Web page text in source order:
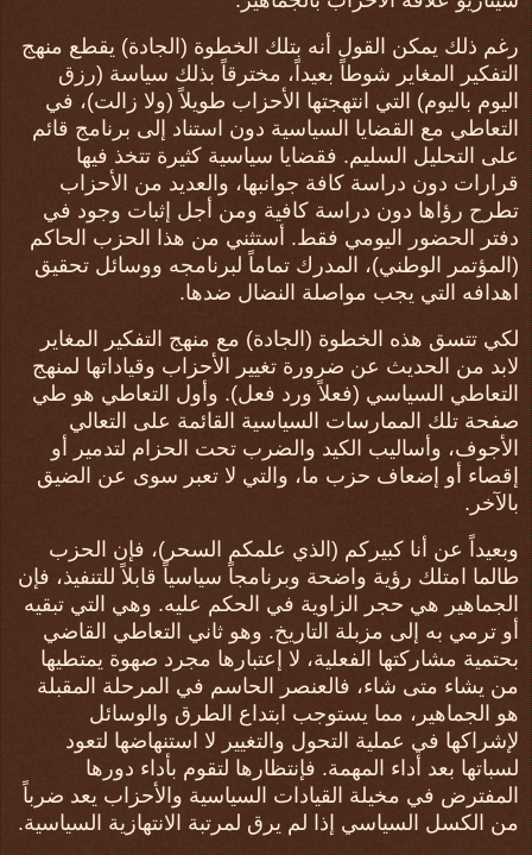
رغم ذلك يمكن القول أنه بتلك الخطوة (الجادة) يقطع منهج
التفكير المغاير شوطاً بعيداً، مخترقاً بذلك سياسة (رزق
اليوم باليوم) التي انتهجتها الأحزاب طويلاً (ولا زالت)، في
التعاطي مع القضايا السياسية دون استناد إلى برنامج قائم
على التحليل السليم. فقضايا سياسية كثيرة تتخذ فيها
قرارات دون دراسة كافة جوانبها، والعديد من الأحزاب
تطرح رؤاها دون دراسة كافية ومن أجل إثبات وجود في
دفتر الحضور اليومي فقط. أستثني من هذا الحزب الحاكم
(المؤتمر الوطني)، المدرك تماماً لبرنامجه ووسائل تحقيق
اهدافه التي يجب مواصلة النضال ضدها.
لكي تتسق هذه الخطوة (الجادة) مع منهج التفكير المغاير
لابد من الحديث عن ضرورة تغيير الأحزاب وقياداتها لمنهج
التعاطي السياسي (فعلاً ورد فعل). وأول التعاطي هو طي
صفحة تلك الممارسات السياسية القائمة على التعالي
الأجوف، وأساليب الكيد والضرب تحت الحزام لتدمير أو
إقصاء أو إضعاف حزب ما، والتي لا تعبر سوى عن الضيق
بالآخر.
وبعيداً عن أنا كبيركم (الذي علمكم السحر)، فإن الحزب
طالما امتلك رؤية واضحة وبرنامجاً سياسياً قابلاً للتنفيذ، فإن
الجماهير هي حجر الزاوية في الحكم عليه. وهي التي تبقيه
أو ترمي به إلى مزبلة التاريخ. وهو ثاني التعاطي القاضي
بحتمية مشاركتها الفعلية، لا إعتبارها مجرد صهوة يمتطيها
من يشاء متى شاء، فالعنصر الحاسم في المرحلة المقبلة
هو الجماهير، مما يستوجب ابتداع الطرق والوسائل
لإشراكها في عملية التحول والتغيير لا استنهاضها لتعود
لسباتها بعد أداء المهمة. فإنتظارها لتقوم بأداء دورها
المفترض في مخيلة القيادات السياسية والأحزاب يعد ضرباً
من الكسل السياسي إذا لم يرق لمرتبة الانتهازية السياسية.